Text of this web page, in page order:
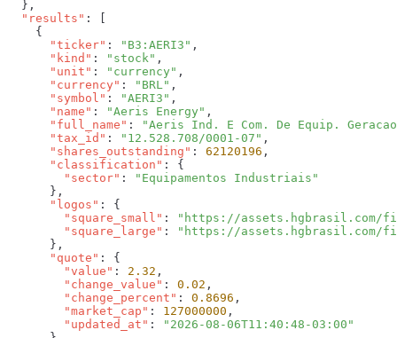
  "results"
      "ticker"
: "B3:AERI3"
      "kind"
: "stock"
      "unit"
: "currency"
      "currency"
: "BRL"
      "symbol"
: "AERI3"
      "name"
: "Aeris Energy"
      "full_name"
:
"Aeris Ind. E Com. De Equip.
      "tax_id"
: "12.528.708/0001-07"
      "shares_outstanding"
: 62120196
      "classification"
        "sector"
:
      "logos"
        "square_small"
:
"https://assets.hgbrasil.com/
        "square_large"
:
      "quote"
        "value"
: 2.32
        "change_value"
: 0.02
        "change_percent"
: 0.8696
        "market_cap"
: 127000000
        "updated_at"
: